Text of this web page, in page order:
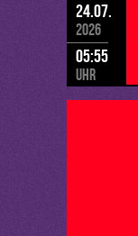
24.07.
2026
05:55
Uhr